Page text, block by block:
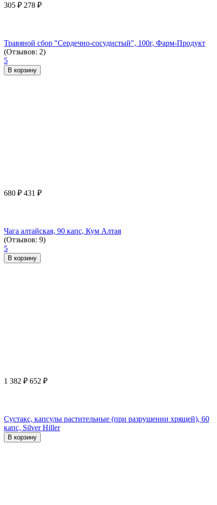
305 ₽ 278 ₽
Травяной сбор "Сердечно-сосудистый", 100г, Фарм-Продукт
(Отзывов: 2)
5
В корзину
680 ₽ 431 ₽
Чага алтайская, 90 капс, Кум Алтая
(Отзывов: 9)
5
В корзину
1 382 ₽ 652 ₽
Сустакс, капсулы растительные (при разрушении хрящей), 60
капс, Silver Hiller
В корзину